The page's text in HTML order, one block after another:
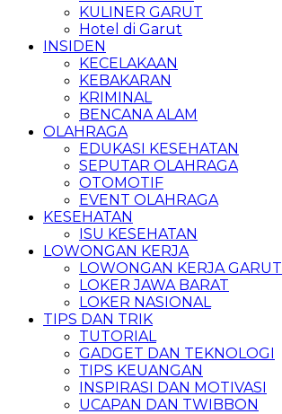
KULINER GARUT
Hotel di Garut
INSIDEN
KECELAKAAN
KEBAKARAN
KRIMINAL
BENCANA ALAM
OLAHRAGA
EDUKASI KESEHATAN
SEPUTAR OLAHRAGA
OTOMOTIF
EVENT OLAHRAGA
KESEHATAN
ISU KESEHATAN
LOWONGAN KERJA
LOWONGAN KERJA GARUT
LOKER JAWA BARAT
LOKER NASIONAL
TIPS DAN TRIK
TUTORIAL
GADGET DAN TEKNOLOGI
TIPS KEUANGAN
INSPIRASI DAN MOTIVASI
UCAPAN DAN TWIBBON